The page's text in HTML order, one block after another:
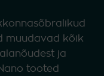
muudavad kõik
ja
tooted